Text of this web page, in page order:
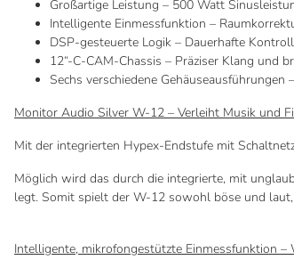
Großartige Leistung – 500 Watt
Intelligente Einmessfunktion –
DSP-gesteuerte Logik – Dauerhafte
12“-C-CAM-Chassis – Präziser Klang und
Sechs verschiedene
Monitor Audio Silver W-12 – Verleiht Musik und
Mit der integrierten Hypex-Endstufe mit
Möglich wird das durch die integrierte, mit
legt. Somit spielt der W-12 sowohl böse und
Intelligente, mikrofongestützte Einmessfunktion